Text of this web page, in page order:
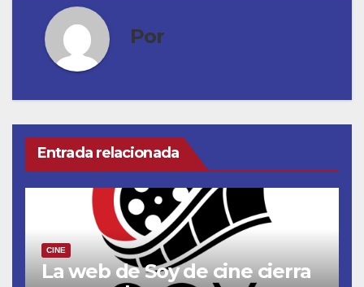
Por
Entrada relacionada
CINE
La web de Soy de cine cierra